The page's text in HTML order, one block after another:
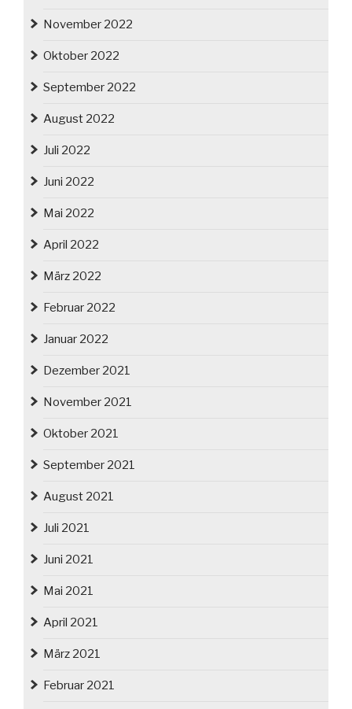
November 2022
Oktober 2022
September 2022
August 2022
Juli 2022
Juni 2022
Mai 2022
April 2022
März 2022
Februar 2022
Januar 2022
Dezember 2021
November 2021
Oktober 2021
September 2021
August 2021
Juli 2021
Juni 2021
Mai 2021
April 2021
März 2021
Februar 2021